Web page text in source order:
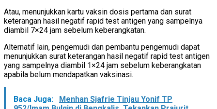
Atau, menunjukkan kartu vaksin dosis pertama dan surat
keterangan hasil negatif rapid test antigen yang sampelnya
diambil 7×24 jam sebelum keberangkatan.
Alternatif lain, pengemudi dan pembantu pengemudi dapat
menunjukkan surat keterangan hasil negatif rapid test antigen
yang sampelnya diambil 1×24 jam sebelum keberangkatan
apabila belum mendapatkan vaksinasi.
Baca Juga:
Menhan Sjafrie Tinjau Yonif TP